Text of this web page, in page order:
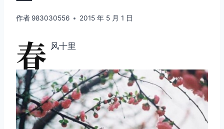
作者 983030556 2015 年 5 月 1 日
春 风十里